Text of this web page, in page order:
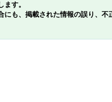
す。
にも、掲載された情報の誤り、